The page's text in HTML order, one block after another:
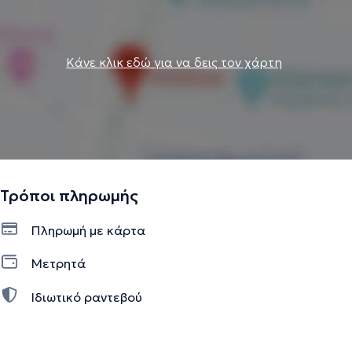
Κάνε κλικ εδώ για να δεις τον χάρτη
Τρόποι πληρωμής
Πληρωμή με κάρτα
Μετρητά
Ιδιωτικό ραντεβού